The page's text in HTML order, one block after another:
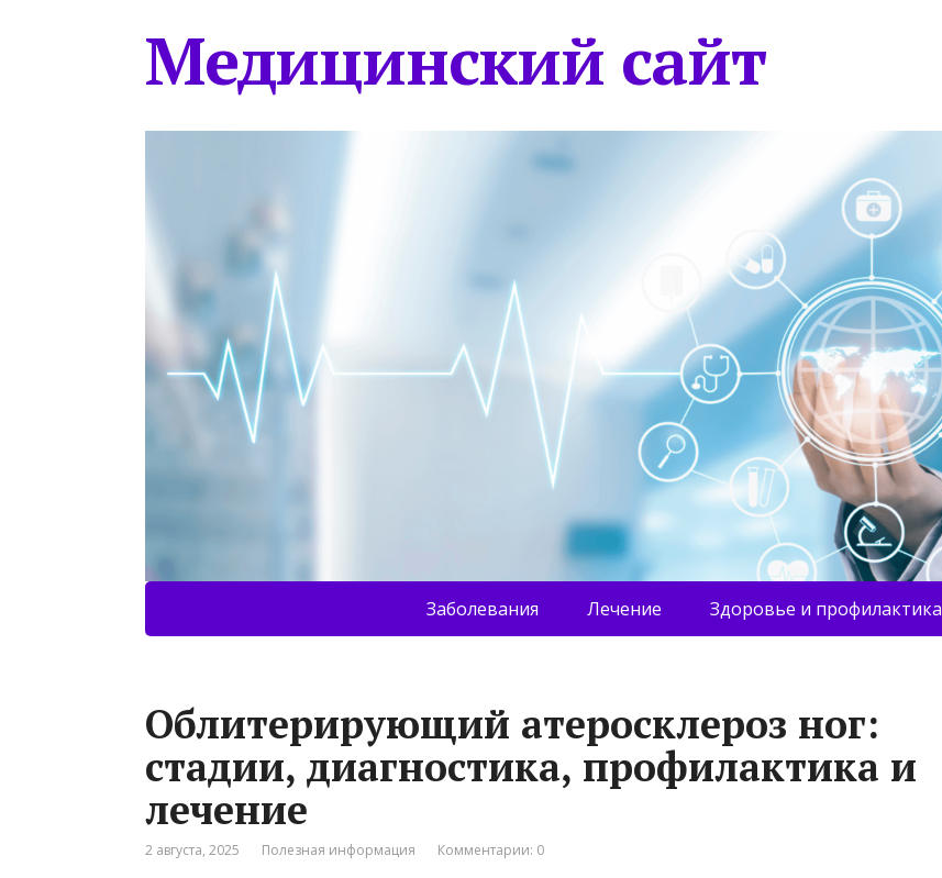
Медицинский сайт
Заболевания Лечение Здоровье и профилактика
Облитерирующий атеросклероз ног:
стадии, диагностика, профилактика и
лечение
2 августа, 2025 Полезная информация Комментарии: 0